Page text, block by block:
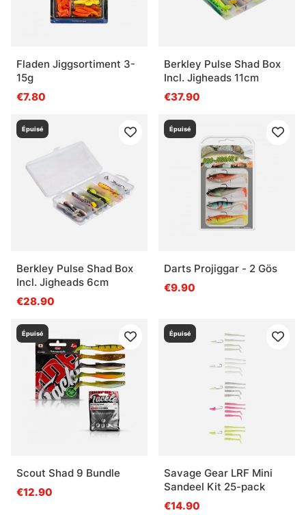
Fladen Jiggsortiment 3-
15g
€7.80
Berkley Pulse Shad Box
Incl. Jigheads 11cm
€37.90
Épuisé
Berkley Pulse Shad Box
Incl. Jigheads 6cm
€28.90
Épuisé
Darts Projiggar - 2 Gös
€9.90
Épuisé
Scout Shad 9 Bundle
€12.90
Épuisé
Savage Gear LRF Mini
Sandeel Kit 25-pack
€14.90